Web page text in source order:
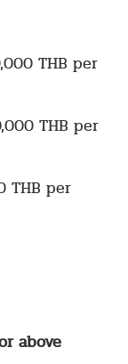
THB per
THB per
THB per
above